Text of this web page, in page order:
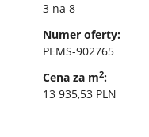
3 na 8
Numer oferty:
PEMS-902765
Cena za m2:
13 935,53 PLN